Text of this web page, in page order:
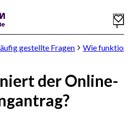
0
gestellte Fragen Wie
der Online-